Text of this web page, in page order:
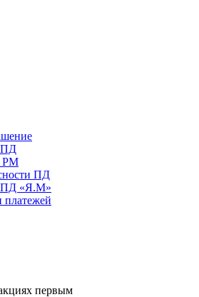
ПД
РМ
ПД
ПД «Я.М»
платежей
первым